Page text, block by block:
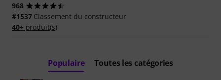
968
#1537Classement du constructeur
40+produit(s)
Populaire Toutes les catégories